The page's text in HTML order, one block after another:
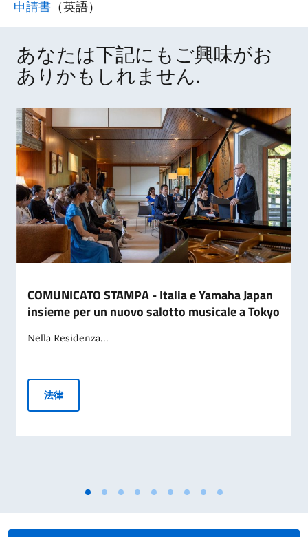
申請書 （英語）
あなたは下記にもご興味がお
ありかもしれません.
COMUNICATO STAMPA - Italia e Yamaha Japan
insieme per un nuovo salotto musicale a Tokyo
Nella Residenza...
法律COMUNICATO STAMPA - Italia e Yamaha Japan insieme